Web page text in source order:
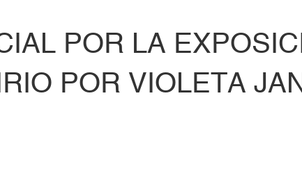
POR LA
POR VIOLETA